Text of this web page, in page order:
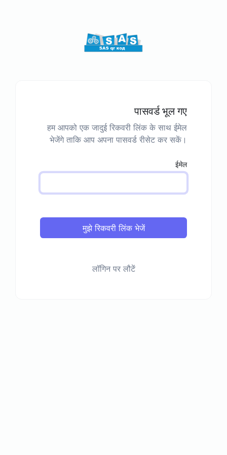
पासवर्ड भूल गए
हम आपको एक जादुई रिकवरी लिंक के साथ ईमेल
भेजेंगे ताकि आप अपना पासवर्ड रीसेट कर सकें।
ईमेल
मुझे रिकवरी लिंक भेजें
लॉगिन पर लौटें